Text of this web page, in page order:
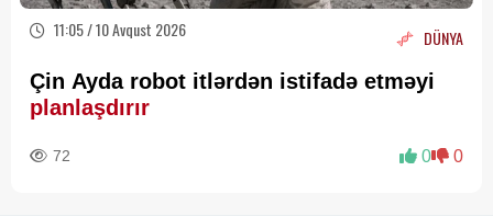
11:05 / 10 Avqust 2026 DÜNYA
Çin Ayda robot itlərdən istifadə etməyi
planlaşdırır
72 0 0